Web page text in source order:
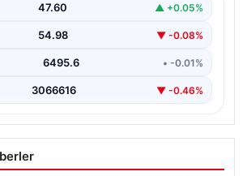
47.60 ▲ +0.05%
54.98 ▼ -0.08%
6495.6 • -0.01%
3066616 ▼ -0.46%